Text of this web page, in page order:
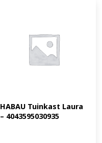
HABAU Tuinkast Laura
– 4043595030935